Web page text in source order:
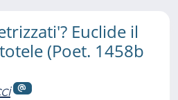
Euclide il
(Poet. 1458b